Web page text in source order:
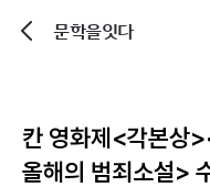
문학을잇다
칸 영화제<각본상
올해의 범죄소설>